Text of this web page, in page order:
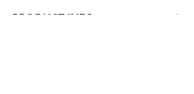
PRODUCT INFO